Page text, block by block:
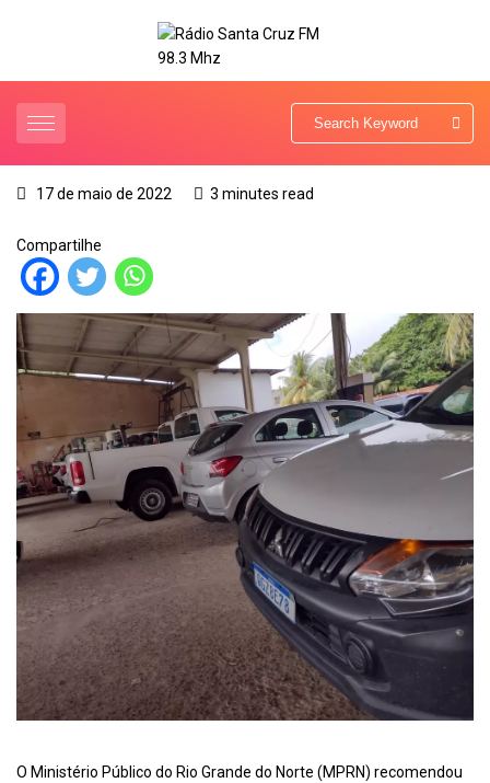
17 de maio de 2022 3 minutes read
Compartilhe
O Ministério Público do Rio Grande do Norte (MPRN) recomendou